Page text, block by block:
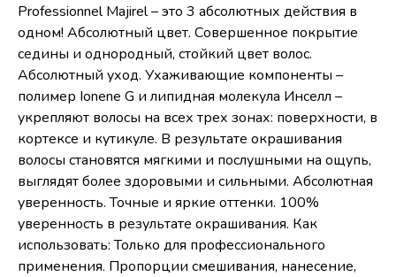
Professionnel Majirel – это 3 абсолютных действия в
одном! Абсолютный цвет. Совершенное покрытие
седины и однородный, стойкий цвет волос.
Абсолютный уход. Ухаживающие компоненты –
полимер Ionene G и липидная молекула Инселл –
укрепляют волосы на всех трех зонах: поверхности, в
кортексе и кутикуле. В результате окрашивания
волосы становятся мягкими и послушными на ощупь,
выглядят более здоровыми и сильными. Абсолютная
уверенность. Точные и яркие оттенки. 100%
уверенность в результате окрашивания. Как
использовать: Только для профессионального
применения. Пропорции смешивания, нанесение,